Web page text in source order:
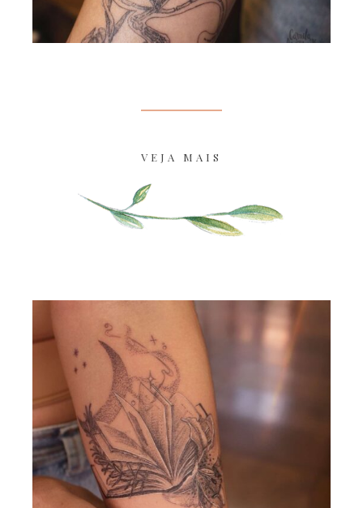
VEJA MAIS